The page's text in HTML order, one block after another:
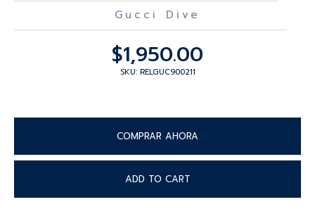
Gucci Dive
$1,950.00
SKU: RELGUC900211
COMPRAR AHORA
ADD TO CART